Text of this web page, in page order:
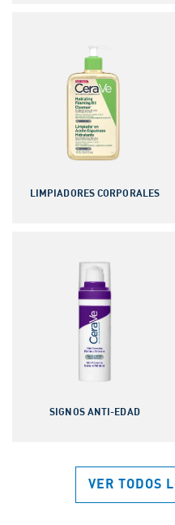
LIMPIADORES CORPORALES
SIGNOS ANTI-EDAD
VER TODOS